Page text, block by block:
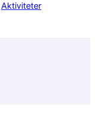
Aktiviteter